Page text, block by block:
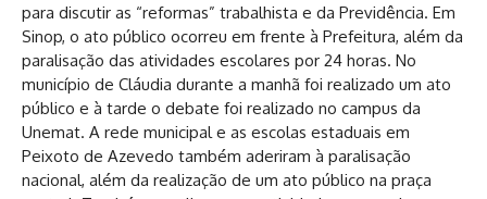
para discutir as “reformas” trabalhista e da Previdência. Em
Sinop, o ato público ocorreu em frente à Prefeitura, além da
paralisação das atividades escolares por 24 horas. No
município de Cláudia durante a manhã foi realizado um ato
público e à tarde o debate foi realizado no campus da
Unemat. A rede municipal e as escolas estaduais em
Peixoto de Azevedo também aderiram à paralisação
nacional, além da realização de um ato público na praça